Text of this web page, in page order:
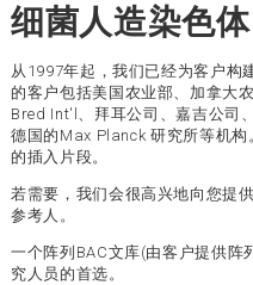
细菌人造染色
从1997年起，我们已经为客户构
的客户包括美国农业部、加拿大
Bred Int'l、拜耳公司、嘉吉公司
德国的Max Planck 研究所等机
的插入片段。
若需要，我们会很高兴地向您提
参考人。
一个阵列BAC文库(由客户提供阵
究人员的首选。